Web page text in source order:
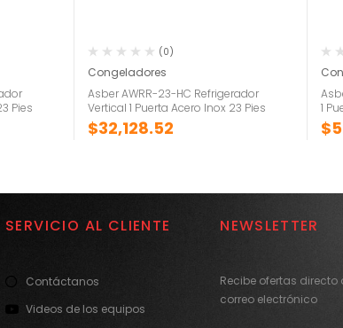
Pies
(0)
Congeladores
Asber AWRR-23-HC Refrigerador
Vertical 1 Puerta Acero Inox 23 Pies
$32,128.52
1
$
SERVICIO AL CLIENTE
Contáctanos
Videos de los equipos
NEWSLETTER
Recibe ofertas directo
correo electrónico